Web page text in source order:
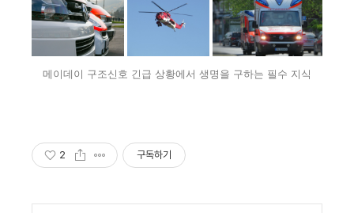
메이데이 구조신호 긴급 상황에서 생명을 구하는 필수 지식
2 구독하기